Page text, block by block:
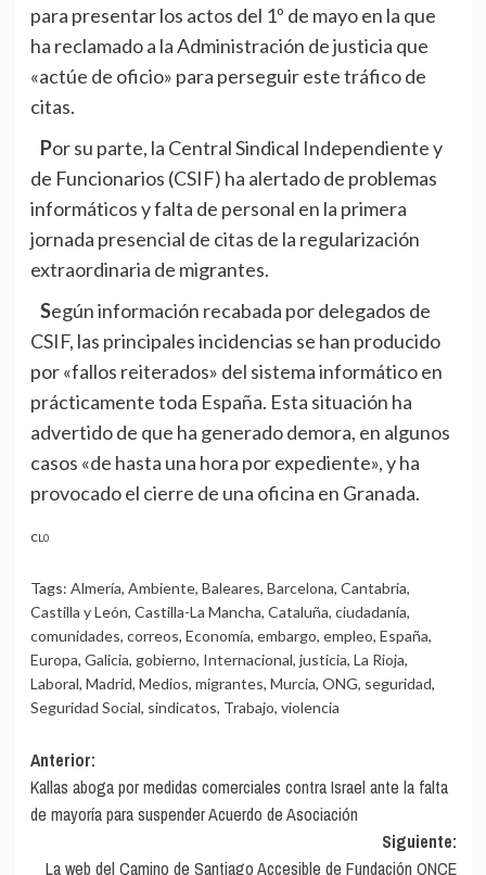
para presentar los actos del 1º de mayo en la que
ha reclamado a la Administración de justicia que
«actúe de oficio» para perseguir este tráfico de
citas.
Por su parte, la Central Sindical Independiente y
de Funcionarios (CSIF) ha alertado de problemas
informáticos y falta de personal en la primera
jornada presencial de citas de la regularización
extraordinaria de migrantes.
Según información recabada por delegados de
CSIF, las principales incidencias se han producido
por «fallos reiterados» del sistema informático en
prácticamente toda España. Esta situación ha
advertido de que ha generado demora, en algunos
casos «de hasta una hora por expediente», y ha
provocado el cierre de una oficina en Granada.
CL0
Tags: Almería, Ambiente, Baleares, Barcelona, Cantabria,
Castilla y León, Castilla-La Mancha, Cataluña, ciudadanía,
comunidades, correos, Economía, embargo, empleo, España,
Europa, Galicia, gobierno, Internacional, justicia, La Rioja,
Laboral, Madrid, Medios, migrantes, Murcia, ONG, seguridad,
Seguridad Social, sindicatos, Trabajo, violencia
Navegación
de
entradas
Anterior:
Kallas aboga por medidas comerciales contra Israel ante la falta
de mayoría para suspender Acuerdo de Asociación
Siguiente:
La web del Camino de Santiago Accesible de Fundación ONCE